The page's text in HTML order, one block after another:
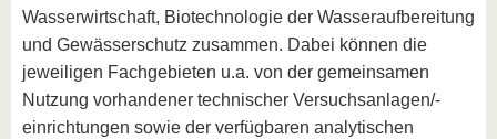
Wasserwirtschaft, Biotechnologie der Wasseraufbereitung
und Gewässerschutz zusammen. Dabei können die
jeweiligen Fachgebieten u.a. von der gemeinsamen
Nutzung vorhandener technischer Versuchsanlagen/-
einrichtungen sowie der verfügbaren analytischen